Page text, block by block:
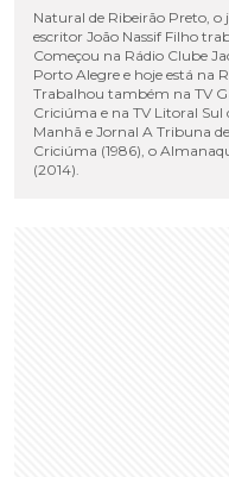
Natural de Ribeirão Preto,
escritor João Nassif Filho
Começou na Rádio Clube
Porto Alegre e hoje está na
Trabalhou também na TV
Criciúma e na TV Litoral
Manhã e Jornal A Tribuna
Criciúma (1986), o
(2014).